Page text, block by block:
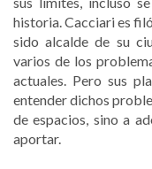
historia. Cacciari es
sido alcalde de su
varios de los
actuales. Pero sus
entender dichos
de espacios, sino a
aportar.